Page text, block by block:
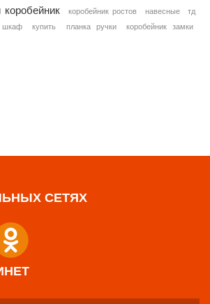
коробейник коробейник ростов навесные
тд
шкаф купить планка ручки
коробейник замки
СЕТЯХ